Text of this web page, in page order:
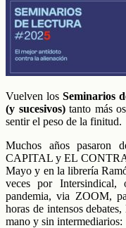
Vuelven los Seminarios
(y sucesivos)tanto más
sentir el peso de la finitud.
Muchos años pasaron
CAPITAL y EL
Mayo y en la librería
veces por
pandemia, via ZOOM,
horas de intensos
mano y sin intermediarios: